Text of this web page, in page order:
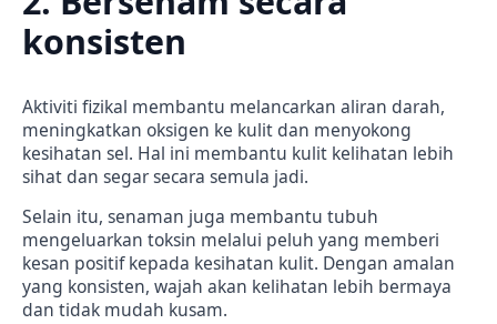
konsisten
Aktiviti fizikal membantu melancarkan aliran darah,
meningkatkan oksigen ke kulit dan menyokong
kesihatan sel. Hal ini membantu kulit kelihatan lebih
sihat dan segar secara semula jadi.
Selain itu, senaman juga membantu tubuh
mengeluarkan toksin melalui peluh yang memberi
kesan positif kepada kesihatan kulit. Dengan amalan
yang konsisten, wajah akan kelihatan lebih bermaya
dan tidak mudah kusam.